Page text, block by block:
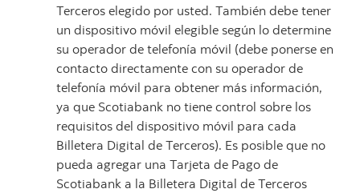
Terceros elegido por usted. También debe tener
un dispositivo móvil elegible según lo determine
su operador de telefonía móvil (debe ponerse en
contacto directamente con su operador de
telefonía móvil para obtener más información,
ya que Scotiabank no tiene control sobre los
requisitos del dispositivo móvil para cada
Billetera Digital de Terceros). Es posible que no
pueda agregar una Tarjeta de Pago de
Scotiabank a la Billetera Digital de Terceros